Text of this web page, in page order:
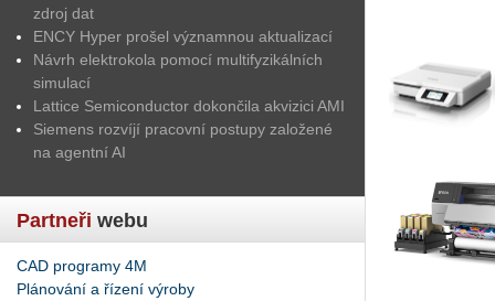
zdroj dat
ENCY Hyper prošel významnou aktualizací
Návrh elektrokola pomocí multifyzikálních
simulací
Lattice Semiconductor dokončila akvizici AMI
Siemens rozvíjí pracovní postupy založené
na agentní AI
Partneři webu
CAD programy 4M
Plánování a řízení výroby